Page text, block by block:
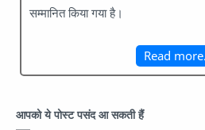
सम्मानित किया गया है।
Read
आपको ये पोस्ट पसंद आ सकती हैं